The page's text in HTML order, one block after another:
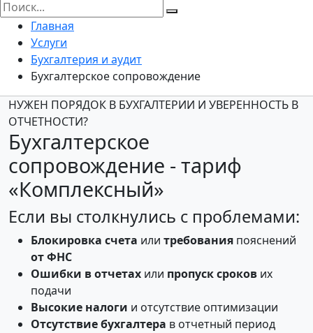
Главная
Услуги
Бухгалтерия и аудит
Бухгалтерское сопровождение
НУЖЕН ПОРЯДОК В БУХГАЛТЕРИИ И УВЕРЕННОСТЬ В
ОТЧЕТНОСТИ?
Бухгалтерское
сопровождение - тариф
«Комплексный»
Если вы столкнулись с проблемами:
Блокировка счета или требования пояснений
отФНС
Ошибки в отчетах или пропусксроков их
подачи
Высокие налоги и отсутствие оптимизации
Отсутствиебухгалтера в отчетный период